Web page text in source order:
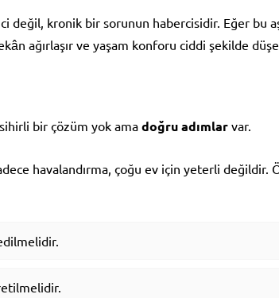
değil, kronik bir sorunun habercisidir. Eğer
ağırlaşır ve yaşam konforu ciddi şekilde
bir çözüm yok ama doğru adımlar var.
havalandırma, çoğu ev için yeterli değildir.